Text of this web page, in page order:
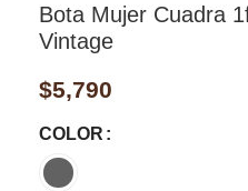
Bota Mujer Cuadra
Vintage
$5,790
COLOR